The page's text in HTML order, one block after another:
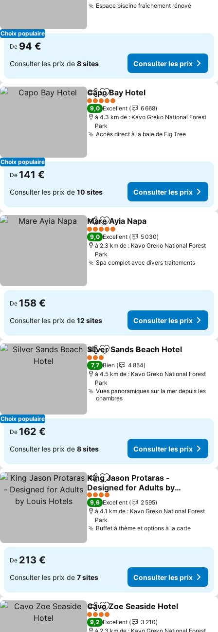
Choix populaire
Espace piscine fraîchement rénové
De 94 €
Consulter les prix de 8 sites Consulter les prix
Choix populaire
PartagerAjouter à mes favoris
Capo Bay Hotel
5 Étoiles
9,0 Excellent
6 668
à 4.3 km de : Kavo Greko National Forest
Park
Accès direct à la baie de Fig Tree
De 141 €
Consulter les prix de 10 sites Consulter les prix
PartagerAjouter à mes favoris
Mare Ayia Napa
5 Étoiles
9,0 Excellent
5 030
à 2.3 km de : Kavo Greko National Forest
Park
Spa complet avec divers traitements
De 158 €
Consulter les prix de 12 sites Consulter les prix
Choix populaire
PartagerAjouter à mes favoris
Silver Sands Beach Hotel
3 Étoiles
7,7 Bien
4 854
à 4.5 km de : Kavo Greko National Forest
Park
Vues panoramiques sur la mer depuis les
chambres
De 162 €
Consulter les prix de 8 sites Consulter les prix
PartagerAjouter à mes favoris
King Jason Protaras -
Designed for Adults by
Louis Hotels
4 Étoiles
9,6 Excellent
2 595
à 4.1 km de : Kavo Greko National Forest
Park
Buffet à thème et options à la carte
De 213 €
Consulter les prix de 7 sites Consulter les prix
PartagerAjouter à mes favoris
Cavo Zoe Seaside Hotel
4 Étoiles
9,2 Excellent
3 210